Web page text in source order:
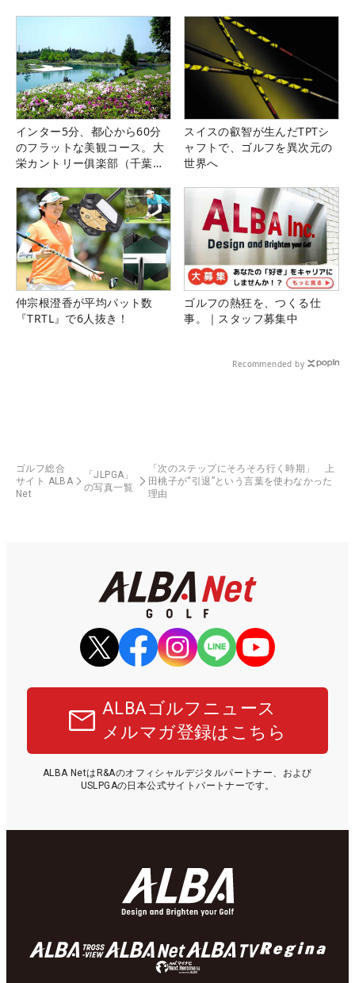
インター5分、都心から60分
のフラットな美観コース。大
栄カントリー俱楽部（千葉
スイスの叡智が生んだTPTシ
ャフトで、ゴルフを異次元の
世界へ
仲宗根澄香が平均パット数
『TRTL』で6人抜き！
ゴルフの熱狂を、つくる仕
事。｜スタッフ募集中
Recommended by
ゴルフ総合
サイト ALBA
Net
「JLPGA」
の写真一覧
「次のステップにそろそろ行く時期」 上
田桃子が“引退”という言葉を使わなかった
理由
ALBAゴルフニュース
メルマガ登録はこちら
ALBA NetはR&Aのオフィシャルデジタルパートナー、および
USLPGAの日本公式サイトパートナーです。